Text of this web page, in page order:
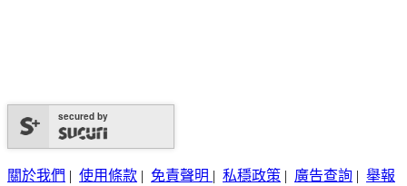
secured by
關於我們 | 使用條款 | 免責聲明 | 私穩政策 | 廣告查詢 | 舉報